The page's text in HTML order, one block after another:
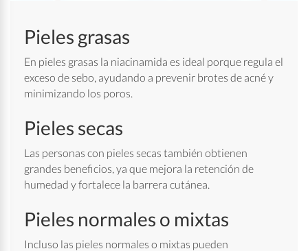
Pieles grasas
En pieles grasas la niacinamida es ideal porque regula el
exceso de sebo, ayudando a prevenir brotes de acné y
minimizando los poros.
Pieles secas
Las personas con pieles secas también obtienen
grandes beneficios, ya que mejora la retención de
humedad y fortalece la barrera cutánea.
Pieles normales o mixtas
Incluso las pieles normales o mixtas pueden